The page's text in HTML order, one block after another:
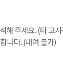
해 주세요. (타 고
니다. (대여 불가)